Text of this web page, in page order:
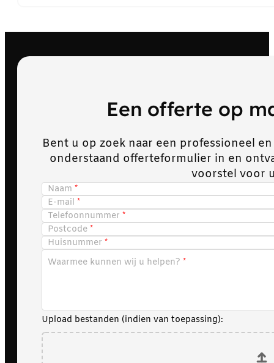
Een offerte op
Bent u op zoek naar een professioneel
onderstaand offerteformulier in en
voorstel voor
Naam
E-mail
Telefoonnummer
Postcode
Huisnummer
Waarmee kunnen wij u helpen?
Upload bestanden (indien van toepassing):